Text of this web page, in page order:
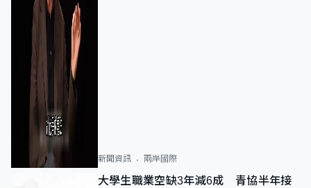
新聞資訊 兩岸國際
大學生職業空缺3年減6成 青協半年接